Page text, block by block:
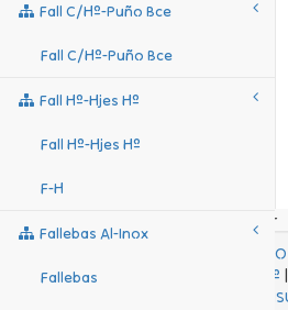
Fall C/hº-Puño Bce
Fall C/hº-Puño Bce
Fall Hº-Hjes Hº
Fall Hº-Hjes Hº
F-H
Fallebas Al-Inox
Fallebas
FALL Hº-HJES Hº